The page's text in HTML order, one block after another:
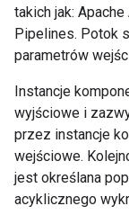
takich jak:
Pipelines. Potok
parametrów
Instancje
wyjściowe i
przez instancje
wejściowe.
jest określana
acyklicznego